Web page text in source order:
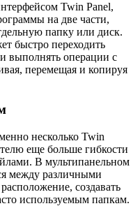
Twin Panel,
на две части,
папку или диск.
быстро переходить
выполнять операции с
перемещая и копируя
несколько Twin
еще больше гибкости
В мультипанельном
между различными
создавать
используемым папкам.